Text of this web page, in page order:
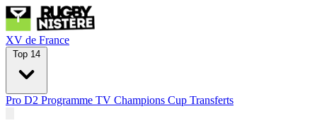
XV de France
Top 14
Pro D2 Programme TV Champions Cup Transferts